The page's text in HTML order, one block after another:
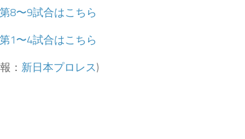
第8〜9試合はこちら
第1〜4試合はこちら
： 新日本プロレス)